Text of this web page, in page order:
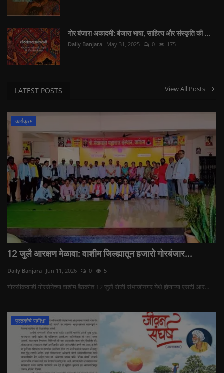
गोर बंजारा अकादमी: बंजारा भाषा, साहित्य और संस्कृति की ...
Daily Banjara May 31, 2025 0 175
LATEST POSTS View All Posts
कार्यक्रम
12 जुलै आरक्षण मेळावा: वाशीम जिल्ह्यातून हजारो गोरबंजार...
Daily Banjara Jun 11, 2026 0 5
गोरसीकवाडी गोरसेनेच्या वाशीम बैठकीत 12 जुलै रोजी संभाजीनगर येथे होणाऱ्या एसटी आर...
पुस्तकांचे समीक्षा